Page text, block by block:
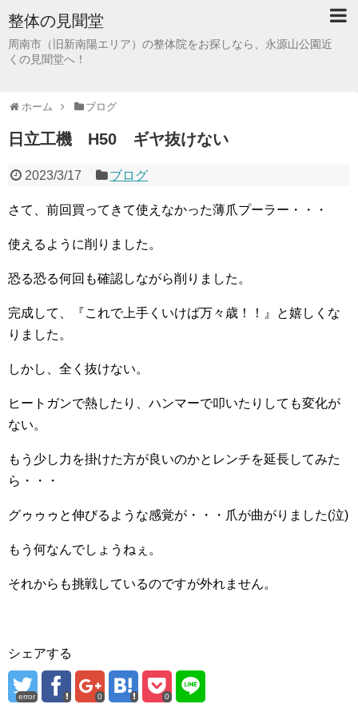
整体の見聞堂
周南市（旧新南陽エリア）の整体院をお探しなら、永源山公園近
くの見聞堂へ！
ホーム ブログ
日立工機 H50 ギヤ抜けない
2023/3/17 ブログ
さて、前回買ってきて使えなかった薄爪プーラー・・・
使えるように削りました。
恐る恐る何回も確認しながら削りました。
完成して、『これで上手くいけば万々歳！！』と嬉しくな
りました。
しかし、全く抜けない。
ヒートガンで熱したり、ハンマーで叩いたりしても変化が
ない。
もう少し力を掛けた方が良いのかとレンチを延長してみた
ら・・・
グゥゥゥと伸びるような感覚が・・・爪が曲がりました(泣)
もう何なんでしょうねぇ。
それからも挑戦しているのですが外れません。
シェアする
error 0 0